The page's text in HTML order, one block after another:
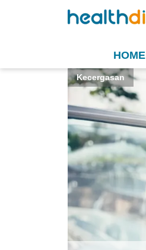
HOME
Kecergasan